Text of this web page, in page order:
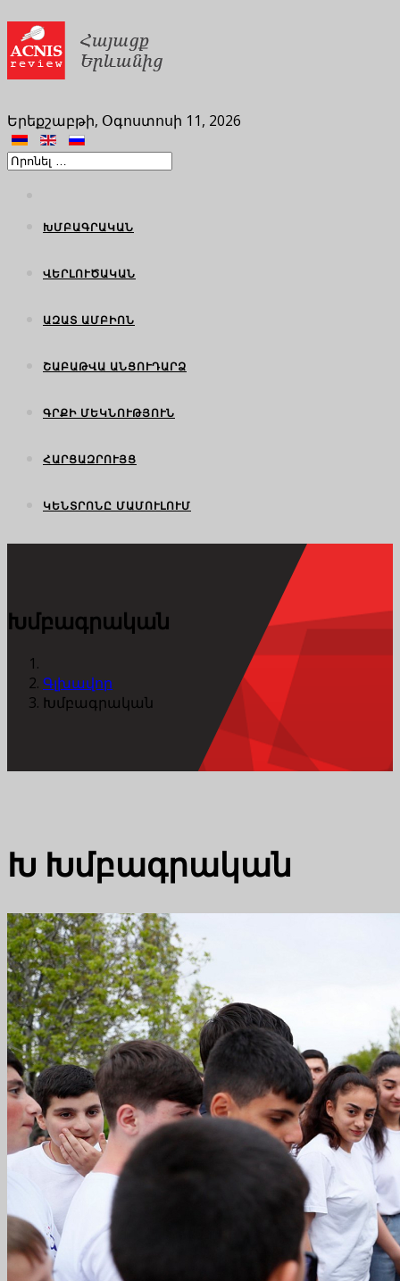
Երեքշաբթի, Օգոստոսի 11, 2026
ԽՄԲԱԳՐԱԿԱՆ
ՎԵՐԼՈՒԾԱԿԱՆ
ԱԶԱՏ ԱՄԲԻՈՆ
ՇԱԲԱԹՎԱ ԱՆՑՈՒԴԱՐՁ
ԳՐՔԻ ՄԵԿՆՈՒԹՅՈՒՆ
ՀԱՐՑԱԶՐՈՒՅՑ
ԿԵՆՏՐՈՆԸ ՄԱՄՈՒԼՈՒՄ
Խմբագրական
Գլխավոր
Խմբագրական
Խ Խմբագրական